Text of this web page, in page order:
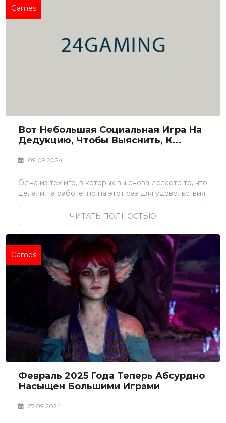
Games
Вот Небольшая Социальная Игра На
Дедукцию, Чтобы Выяснить, К...
09.09.2024
Одна из тех игр, в которых вы снова делаете то, что
делали на работе, но на этот раз для удовольствия.
ЧИТАТЬ ПОЛНОСТЬЮ
Games
Февраль 2025 Года Теперь Абсурдно
Насыщен Большими Играми
27.09.2024